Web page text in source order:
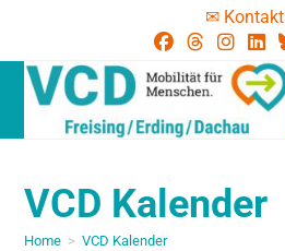
✉ Kontakt
VCD Kalender
Home > VCD Kalender